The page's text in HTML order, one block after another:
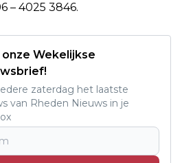
– 4025 3846.
onze Wekelijkse
zaterdag het laatste
van Rheden Nieuws in je